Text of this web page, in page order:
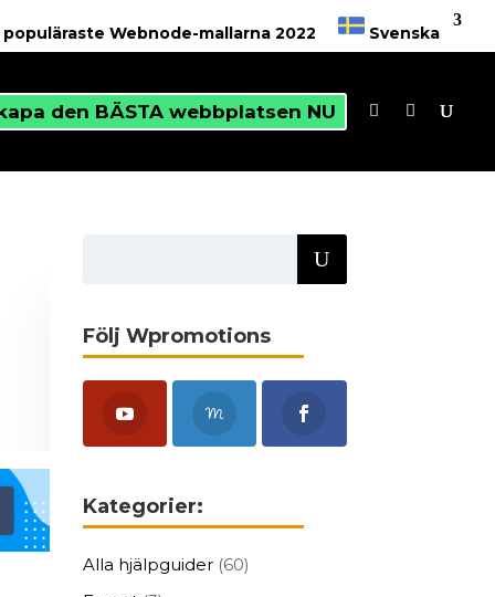
populäraste Webnode-mallarna 2022 Svenska
den BÄSTA webbplatsen NU
Följ Wpromotions
Kategorier:
Alla hjälpguider(60)